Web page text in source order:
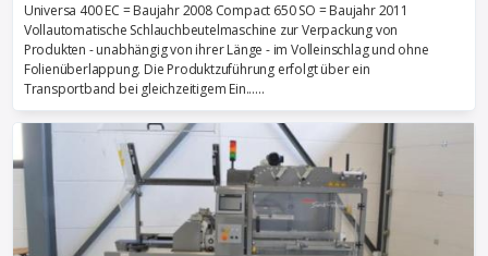
Universa 400 EC = Baujahr 2008 Compact 650 SO = Baujahr 2011
Vollautomatische Schlauchbeutelmaschine zur Verpackung von
Produkten - unabhängig von ihrer Länge - im Volleinschlag und ohne
Folienüberlappung. Die Produktzuführung erfolgt über ein
Transportband bei gleichzeitigem Ein......